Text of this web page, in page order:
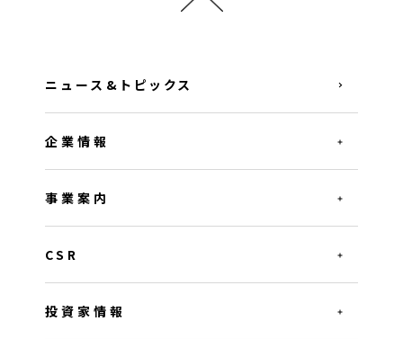
ニュース&トピックス
企業情報
事業案内
CSR
投資家情報